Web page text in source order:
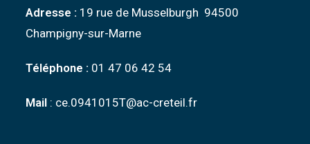
Adresse : 19 rue de Musselburgh 94500
Champigny-sur-Marne
Téléphone : 01 47 06 42 54
Mail : ce.0941015T@ac-creteil.fr